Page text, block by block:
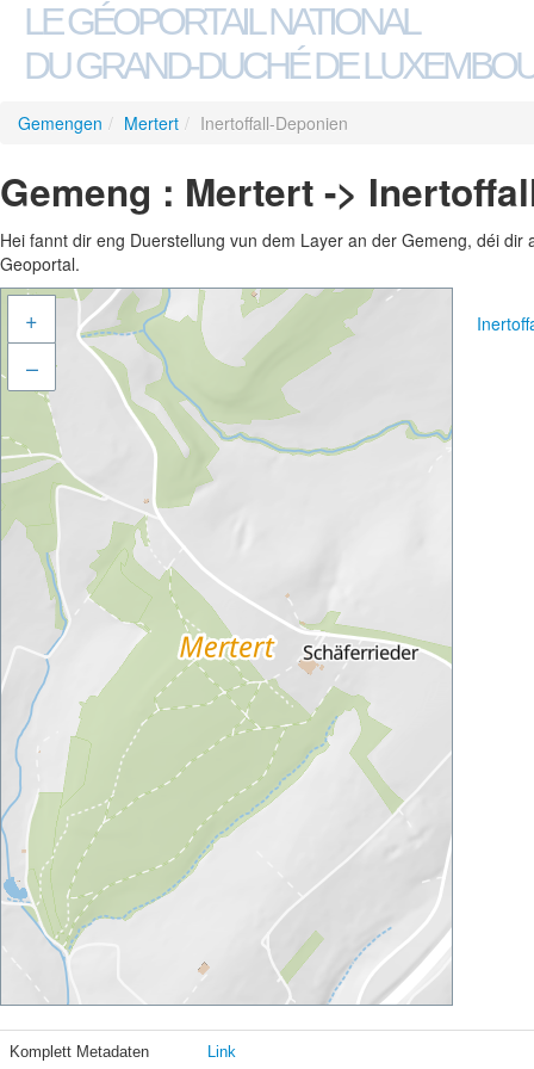
LE GÉOPORTAIL NATIONAL
DU GRAND-DUCHÉ DE
Gemengen / Mertert / Inertoffall-Deponien
Gemeng : Mertert ->
Hei fannt dir eng Duerstellung vun dem Layer an der Gemeng, déi
Geoportal.
+
–
Komplett Metadaten Link